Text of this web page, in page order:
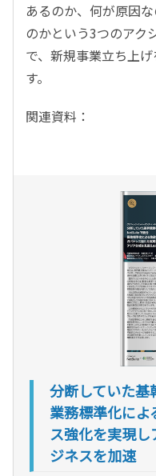
あるのか、何が原因
のかという3つのアク
で、新規事業立ち上
す。
関連資料：
分断していた
業務標準化によ
ス強化を実現
ジネスを加速